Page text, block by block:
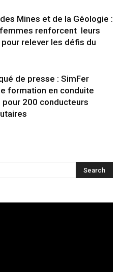
Mines et de la Géologie :
renforcent leurs
relever les défis du
de presse : SimFer
formation en conduite
200 conducteurs